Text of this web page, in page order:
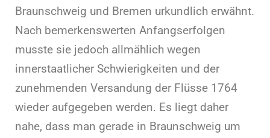
Braunschweig und Bremen urkundlich erwähnt.
Nach bemerkenswerten Anfangserfolgen
musste sie jedoch allmählich wegen
innerstaatlicher Schwierigkeiten und der
zunehmenden Versandung der Flüsse 1764
wieder aufgegeben werden. Es liegt daher
nahe, dass man gerade in Braunschweig um